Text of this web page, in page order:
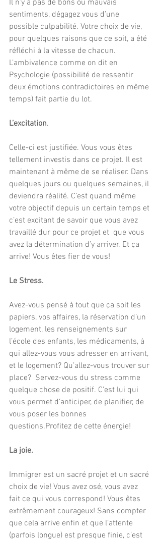
Il n’y a pas de bons ou mauvais
sentiments, dégagez vous d’une
possible culpabilité. Votre choix de vie,
pour quelques raisons que ce soit, a été
réfléchi à la vitesse de chacun.
L’ambivalence comme on dit en
Psychologie (possibilité de ressentir
deux émotions contradictoires en même
temps) fait partie du lot.
L’excitation.
Celle-ci est justifiée. Vous vous êtes
tellement investis dans ce projet. Il est
maintenant à même de se réaliser. Dans
quelques jours ou quelques semaines, il
deviendra réalité. C’est quand même
votre objectif depuis un certain temps et
c’est excitant de savoir que vous avez
travaillé dur pour ce projet et  que vous
avez la détermination d’y arriver. Et ça
arrive! Vous êtes fier de vous!
Le Stress.
Avez-vous pensé à tout que ça soit les
papiers, vos affaires, la réservation d’un
logement, les renseignements sur
l’école des enfants, les médicaments, à
qui allez-vous vous adresser en arrivant,
et le logement? Qu’allez-vous trouver sur
place?  Servez-vous du stress comme
quelque chose de positif. C’est lui qui
vous permet d’anticiper, de planifier, de
vous poser les bonnes
questions.Profitez de cette énergie!
La joie.
Immigrer est un sacré projet et un sacré
choix de vie! Vous avez osé, vous avez
fait ce qui vous correspond! Vous êtes
extrêmement courageux! Sans compter
que cela arrive enfin et que l’attente
(parfois longue) est presque finie, c’est